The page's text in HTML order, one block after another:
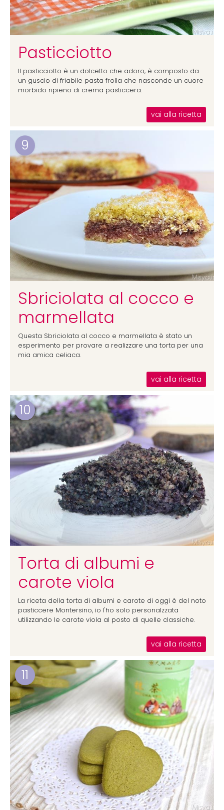
Pasticciotto
Il pasticciotto è un dolcetto che adoro, è composto da
un guscio di friabile pasta frolla che nasconde un cuore
morbido ripieno di crema pasticcera.
vai alla ricetta
9
Sbriciolata al cocco e
marmellata
Questa Sbriciolata al cocco e marmellata è stato un
esperimento per provare a realizzare una torta per una
mia amica celiaca.
vai alla ricetta
10
Torta di albumi e
carote viola
La riceta della torta di albumi e carote di oggi è del noto
pasticcere Montersino, io l'ho solo personalzzata
utilizzando le carote viola al posto di quelle classiche.
vai alla ricetta
11